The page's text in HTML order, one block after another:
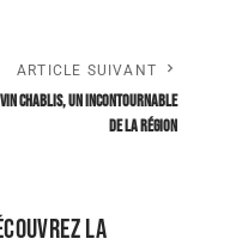
ARTICLE SUIVANT
vin chablis, un incontournable
de la région
la